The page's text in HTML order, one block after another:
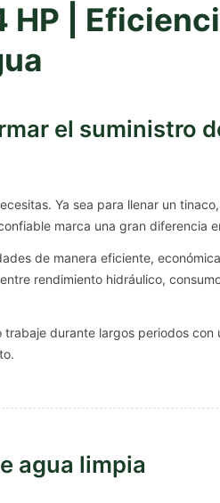
HP |
el suministro
Ya sea para llenar un
marca una gran diferencia
de manera eficiente,
rendimiento hidráulico,
durante largos periodos con
agua limpia